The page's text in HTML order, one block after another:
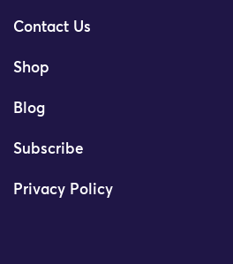
Contact Us
Shop
Blog
Subscribe
Privacy Policy